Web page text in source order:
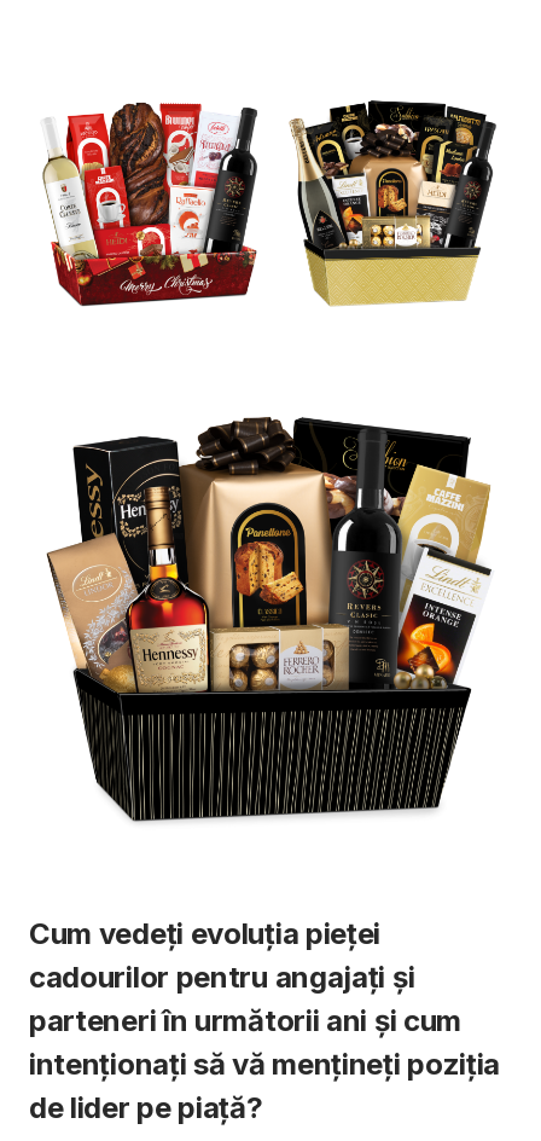
Cum vedeți evoluția pieței
cadourilor pentru angajați și
parteneri în următorii ani și cum
intenționați să vă mențineți poziția
de lider pe piață?